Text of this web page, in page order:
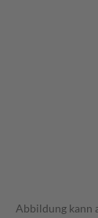
Abbildung kann